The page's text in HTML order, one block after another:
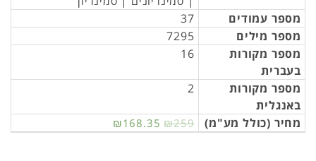
מספר עמודים
37
מספר מילים
7295
מספר מקורות
בעברית
16
מספר מקורות
באנגלית
2
מחיר (כולל מע"מ) ₪168.35 ₪259